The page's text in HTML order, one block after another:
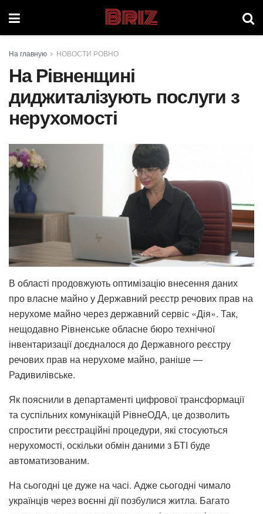
Briz
На главную НОВОСТИ РОВНО
На Рівненщині
диджиталізують послуги з
нерухомості
В області продовжують оптимізацію внесення даних
про власне майно у Державний реєстр речових прав на
нерухоме майно через державний сервіс «Дія». Так,
нещодавно Рівненське обласне бюро технічної
інвентаризації доєдналося до Державного реєстру
речових прав на нерухоме майно, раніше —
Радивилівське.
Як пояснили в департаменті цифрової трансформації
та суспільних комунікацій РівнеОДА, це дозволить
спростити реєстраційні процедури, які стосуються
нерухомості, оскільки обмін даними з БТІ буде
автоматизованим.
На сьогодні це дуже на часі. Адже сьогодні чимало
українців через воєнні дії позбулися житла. Багато